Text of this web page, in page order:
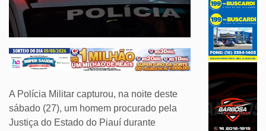
A Polícia Militar capturou, na noite deste
sábado (27), um homem procurado pela
Justiça do Estado do Piauí durante